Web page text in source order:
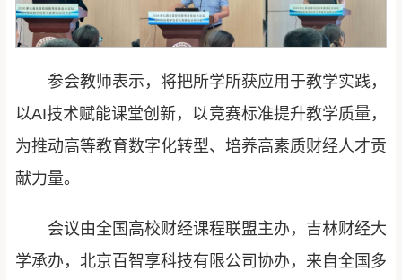
参会教师表示，将把所学所获应用于教学实践，
以AI技术赋能课堂创新，以竞赛标准提升教学质量，
为推动高等教育数字化转型、培养高素质财经人才贡
献力量。
会议由全国高校财经课程联盟主办，吉林财经大
学承办，北京百智享科技有限公司协办，来自全国多